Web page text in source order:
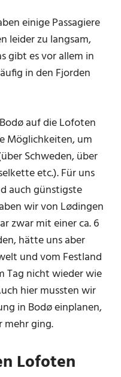
einige Passagiere
leider zu langsam,
gibt es vor allem in
in den Fjorden
auf die Lofoten
Möglichkeiten, um
Schweden, über
etc.). Für uns
auch günstigste
wir von Lødingen
zwar mit einer ca. 6
hätte uns aber
und vom Festland
Tag nicht wieder wie
hier mussten wir
in Bodø einplanen,
mehr ging.
Lofoten